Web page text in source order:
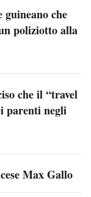
che
poliziotto alla
che il “travel
parenti negli
Max Gallo